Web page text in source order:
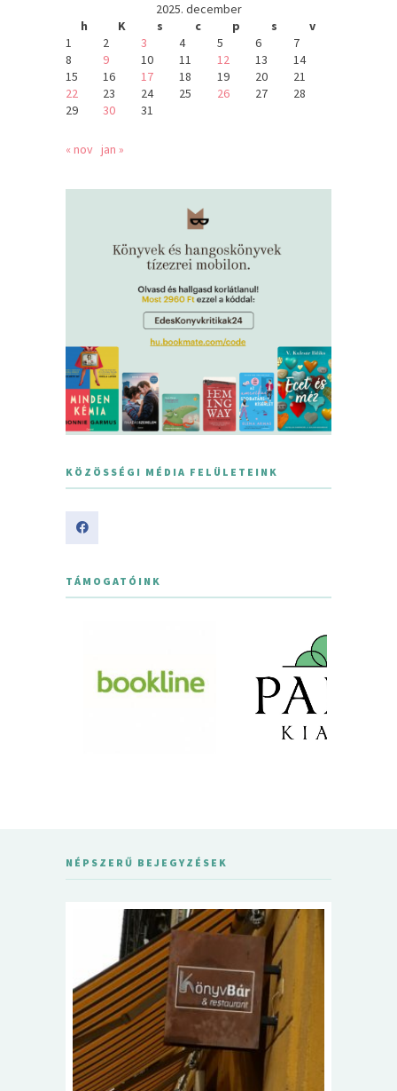
2025. december
h
K s c p s
v
1
2 3 4 5 6
7
8
9 10 11 12 13
14
15
16 17 18 19 20
21
22
23 24 25 26 27
28
29
30 31
« nov jan »
KÖZÖSSÉGI MÉDIA FELÜLETEINK
TÁMOGATÓINK
NÉPSZERŰ BEJEGYZÉSEK